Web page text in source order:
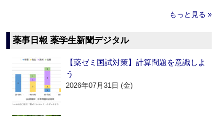
もっと見る »
薬事日報 薬学生新聞デジタル
【薬ゼミ国試対策】計算問題を意識しよ
う
2026年07月31日 (金)